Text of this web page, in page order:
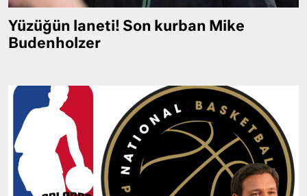
Yüzüğün laneti! Son kurban Mike
Budenholzer